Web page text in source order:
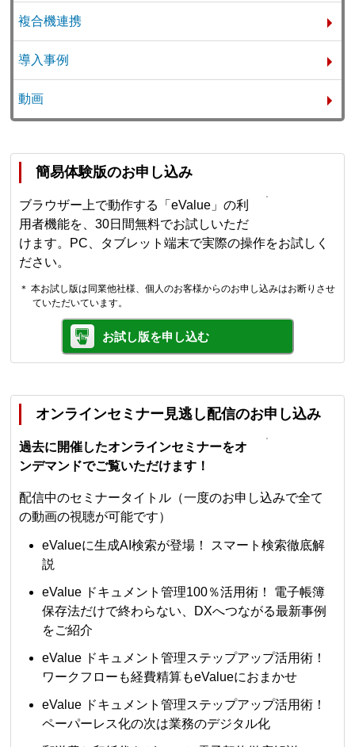
複合機連携
導入事例
動画
簡易体験版のお申し込み
ブラウザー上で動作する「eValue」の利
用者機能を、30日間無料でお試しいただ
けます。PC、タブレット端末で実際の操作をお試しく
ださい。
＊ 本お試し版は同業他社様、個人のお客様からのお申し込みはお断りさせ
ていただいています。
お試し版を申し込む
オンラインセミナー見逃し配信のお申し込み
過去に開催したオンラインセミナーをオ
ンデマンドでご覧いただけます！
配信中のセミナータイトル（一度のお申し込みで全て
の動画の視聴が可能です）
eValueに生成AI検索が登場！ スマート検索徹底解
説
eValue ドキュメント管理100％活用術！ 電子帳簿
保存法だけで終わらない、DXへつながる最新事例
をご紹介
eValue ドキュメント管理ステップアップ活用術！
ワークフローも経費精算もeValueにおまかせ
eValue ドキュメント管理ステップアップ活用術！
ペーパーレス化の次は業務のデジタル化